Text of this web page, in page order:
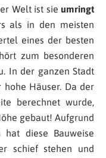
Welt ist sie umringt
als in den meisten
eines der besten
zum besonderen
In der ganzen Stadt
Häuser. Da der
berechnet wurde,
gebaut! Aufgrund
hat diese Bauweise
schief stehen und